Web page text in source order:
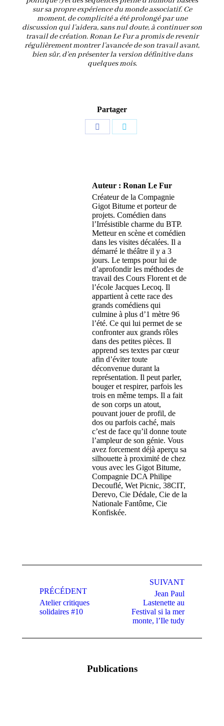
sur sa propre expérience du monde associatif. Ce
moment, de complicité a été prolongé par une
discussion qui l’aidera, sans nul doute, à continuer son
travail de création. Ronan Le Fur a promis de revenir
régulièrement montrer l’avancée de son travail avant,
bien sûr, d’en présenter la version définitive dans
quelques mois.
Partager
Partager
Auteur : Ronan Le Fur
Créateur de la Compagnie
Gigot Bitume et porteur de
projets. Comédien dans
l’Irrésistible charme du BTP.
Metteur en scène et comédien
dans les visites décalées. Il a
démarré le théâtre il y a 3
jours. Le temps pour lui de
d’aprofondir les méthodes de
travail des Cours Florent et de
l’école Jacques Lecoq. Il
appartient à cette race des
grands comédiens qui
culmine à plus d’1 mètre 96
l’été. Ce qui lui permet de se
confronter aux grands rôles
dans des petites pièces. Il
apprend ses textes par cœur
afin d’éviter toute
déconvenue durant la
représentation. Il peut parler,
bouger et respirer, parfois les
trois en même temps. Il a fait
de son corps un atout,
pouvant jouer de profil, de
dos ou parfois caché, mais
c’est de face qu’il donne toute
l’ampleur de son génie. Vous
avez forcement déjà aperçu sa
silhouette à proximité de chez
vous avec les Gigot Bitume,
Compagnie DCA Philipe
Decouflé, Wet Picnic, 38CIT,
Derevo, Cie Dédale, Cie de la
Nationale Fantôme, Cie
Konfiskée.
article
PRÉCÉDENT
Article
précédent
Atelier critiques
solidaires #10
SUIVANT
Article
suivant
Jean Paul
Lastenette au
Festival si la mer
monte, l’Ile tudy
Publications